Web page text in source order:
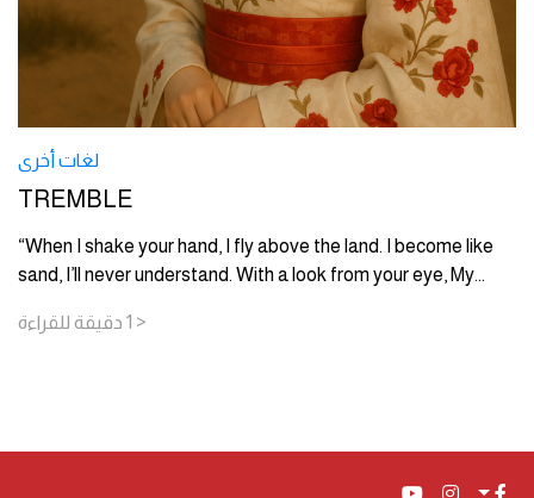
لغات أخرى
TREMBLE
“When I shake your hand, I fly above the land. I become like
sand, I’ll never understand. With a look from your eye, My...
< 1 دقيقة للقراءة